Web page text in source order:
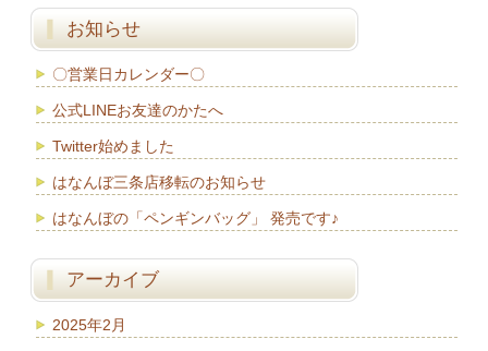
お知らせ
〇営業日カレンダー〇
公式LINEお友達のかたへ
Twitter始めました
はなんぼ三条店移転のお知らせ
はなんぼの「ペンギンバッグ」 発売です♪
アーカイブ
2025年2月